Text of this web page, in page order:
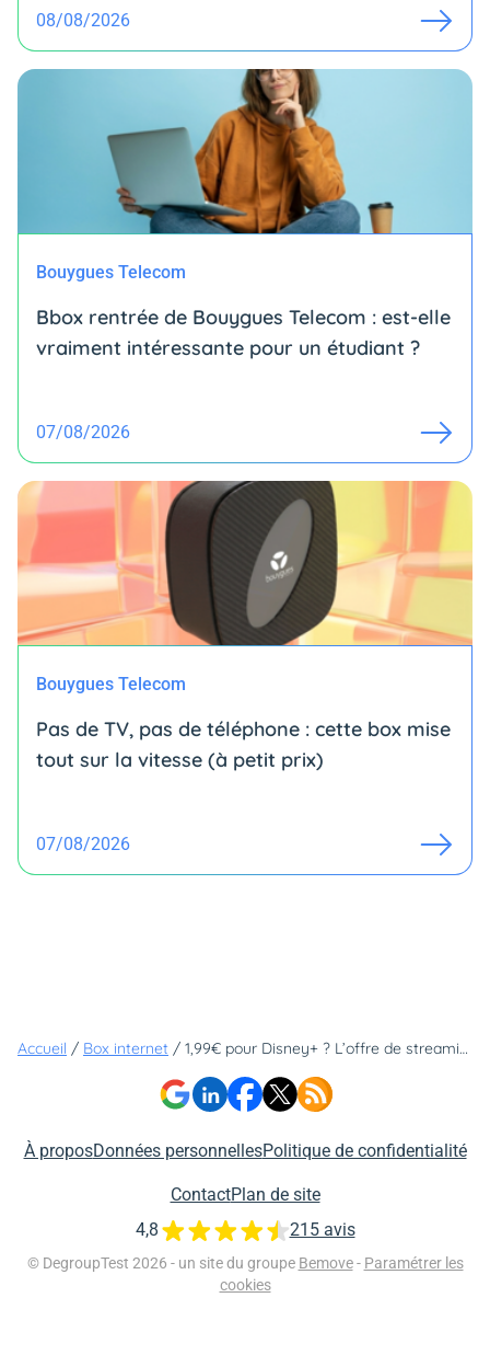
08/08/2026
Bouygues Telecom
Bbox rentrée de Bouygues Telecom : est-elle
vraiment intéressante pour un étudiant ?
07/08/2026
Bouygues Telecom
Pas de TV, pas de téléphone : cette box mise
tout sur la vitesse (à petit prix)
07/08/2026
Accueil / Box internet / 1,99€ pour Disney+ ? L’offre de streaming à saisir d’urgence !
À proposDonnées personnellesPolitique de confidentialité
ContactPlan de site
© DegroupTest 2026 - un site du groupe Bemove - Paramétrer les
cookies
4,8 215 avis